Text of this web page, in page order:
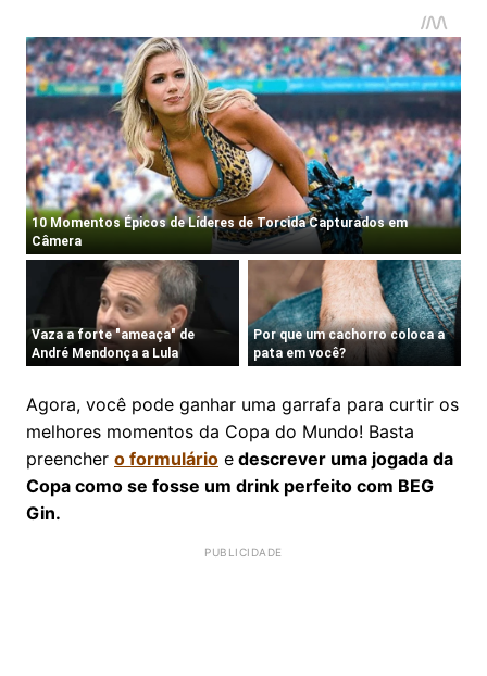
Agora, você pode ganhar uma garrafa para curtir os
melhores momentos da Copa do Mundo! Basta
preencher o formulário e descrever uma jogada da
Copa como se fosse um drink perfeito com BEG
Gin.